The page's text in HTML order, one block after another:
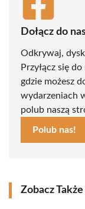
Dołącz do
Odkrywaj,
Przyłącz się
gdzie możesz
wydarzeniach
polub naszą
Polub nas!
Zobacz Także